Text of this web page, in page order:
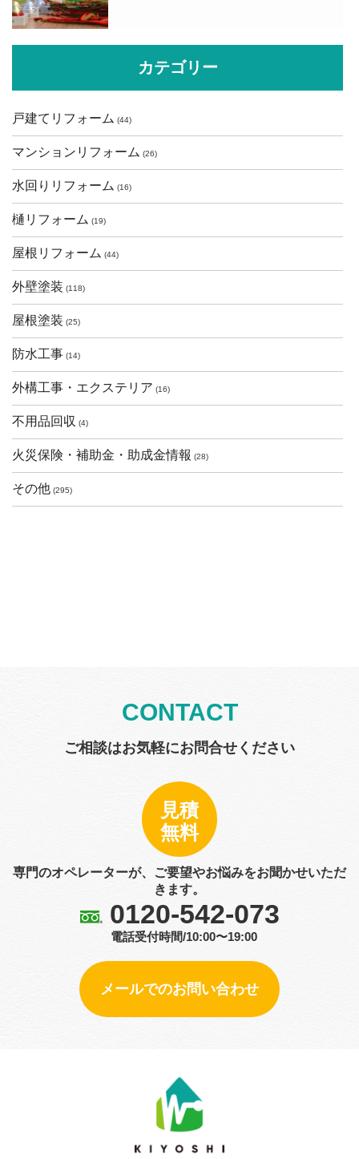
カテゴリー
戸建てリフォーム (44)
マンションリフォーム (26)
水回りリフォーム (16)
樋リフォーム (19)
屋根リフォーム (44)
外壁塗装 (118)
屋根塗装 (25)
防水工事 (14)
外構工事・エクステリア (16)
不用品回収 (4)
火災保険・補助金・助成金情報 (28)
その他 (295)
CONTACT
ご相談はお気軽にお問合せください
見積
無料
専門のオペレーターが、ご要望やお悩みをお聞かせいただ
きます。
0120-542-073
電話受付時間/10:00〜19:00
メールでのお問い合わせ